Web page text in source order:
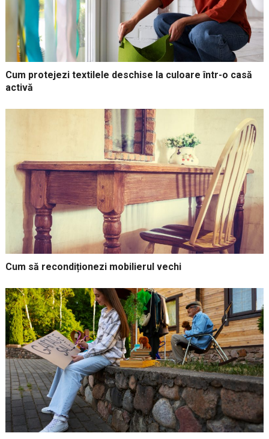
Cum protejezi textilele deschise la culoare într-o casă
activă
Cum să recondiționezi mobilierul vechi